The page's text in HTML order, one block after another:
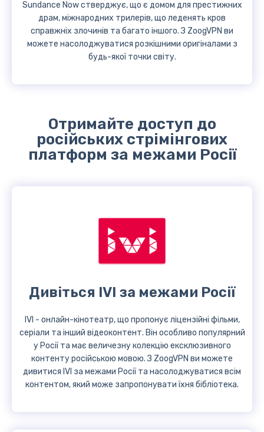
Sundance Now стверджує, що є домом для престижних
драм, міжнародних трилерів, що леденять кров
справжніх злочинів та багато іншого. З ZoogVPN ви
можете насолоджуватися розкішними оригіналами з
будь-якої точки світу.
Отримайте доступ до
російських стрімінгових
платформ за межами Росії
Дивіться IVI за межами Росії
IVI - онлайн-кінотеатр, що пропонує ліцензійні фільми,
серіали та інший відеоконтент. Він особливо популярний
у Росії та має величезну колекцію ексклюзивного
контенту російською мовою. З ZoogVPN ви можете
дивитися IVI за межами Росії та насолоджуватися всім
контентом, який може запропонувати їхня бібліотека.